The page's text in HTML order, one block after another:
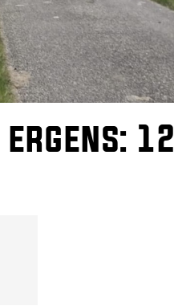
ergens: 12